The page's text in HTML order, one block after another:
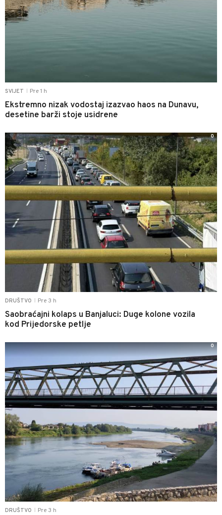
SVIJET Pre 1 h
Ekstremno nizak vodostaj izazvao haos na Dunavu,
desetine barži stoje usidrene
DRUŠTVO Pre 3 h
Saobraćajni kolaps u Banjaluci: Duge kolone vozila
kod Prijedorske petlje
0
DRUŠTVO Pre 3 h
0